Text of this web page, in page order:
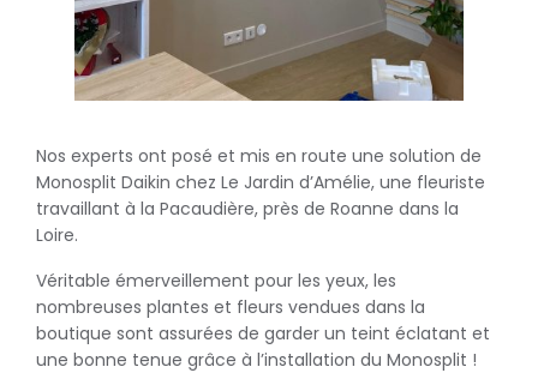
Nos experts ont posé et mis en route une solution de
Monosplit Daikin chez Le Jardin d’Amélie, une fleuriste
travaillant à la Pacaudière, près de Roanne dans la
Loire.
Véritable émerveillement pour les yeux, les
nombreuses plantes et fleurs vendues dans la
boutique sont assurées de garder un teint éclatant et
une bonne tenue grâce à l’installation du Monosplit !